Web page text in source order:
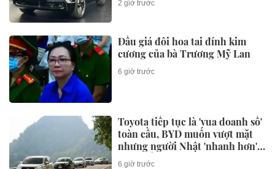
2 giờ trước
Đấu giá đôi hoa tai đính kim
cương của bà Trương Mỹ Lan
6 giờ trước
Toyota tiếp tục là 'vua doanh số'
toàn cầu, BYD muốn vượt mặt
nhưng người Nhật 'nhanh hơn' ở
một điểm
6 giờ trước